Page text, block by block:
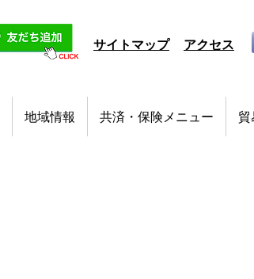
サイトマップ アクセス
地域情報 共済・保険メニュー